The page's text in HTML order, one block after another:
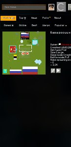
Worlds 🗺 Top 🏆 News Polls About
Games 👾 Online Best Warps Popular 🔥
база росии
Owner: [принц
Created:
Gen type: Flat
Size: Large
Game mode:
Battle mode: PvP
Mobs spawning is
⭐ 2
👀 2.3K